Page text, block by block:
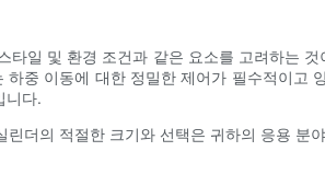
일 및 환경 조건과 같은 요소를 고려하는
중 이동에 대한 정밀한 제어가 필수적이고
니다.
더의 적절한 크기와 선택은 귀하의 응용 분